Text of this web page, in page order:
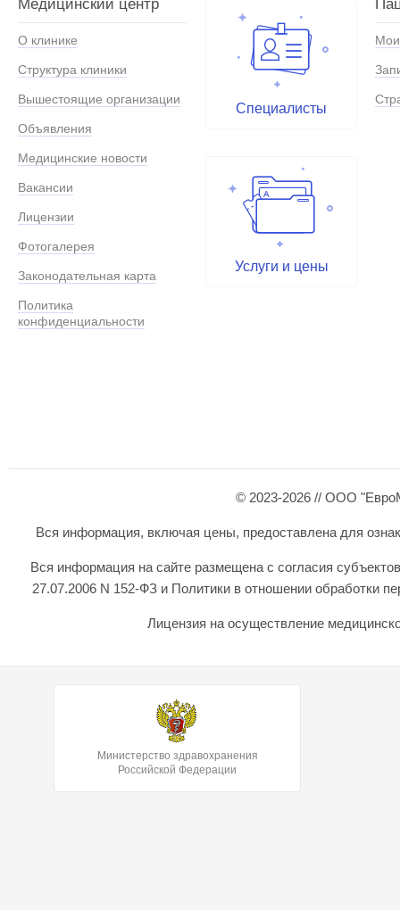
Медицинский центр
О клинике
Структура клиники
Вышестоящие организации
Объявления
Медицинские новости
Вакансии
Лицензии
Фотогалерея
Законодательная карта
Политика
конфиденциальности
Специалисты
Услуги и цены
© 2023-2026 // ООО
Вся информация, включая цены, предоставлена для
Вся информация на сайте размещена с согласия
27.07.2006 N 152-ФЗ и Политики в отношении обработки
Лицензия на осуществление
Министерство здравохранения
Российской Федерации